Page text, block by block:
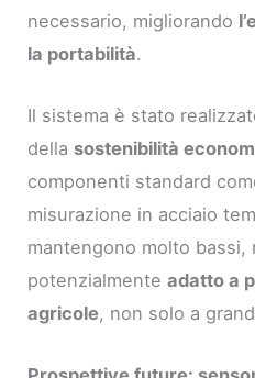
necessario, migliorando
la portabilità.
Il sistema è stato
della sostenibilità
componenti standard
misurazione in acciaio
mantengono molto
potenzialmenteadatto a
agricole, non solo a